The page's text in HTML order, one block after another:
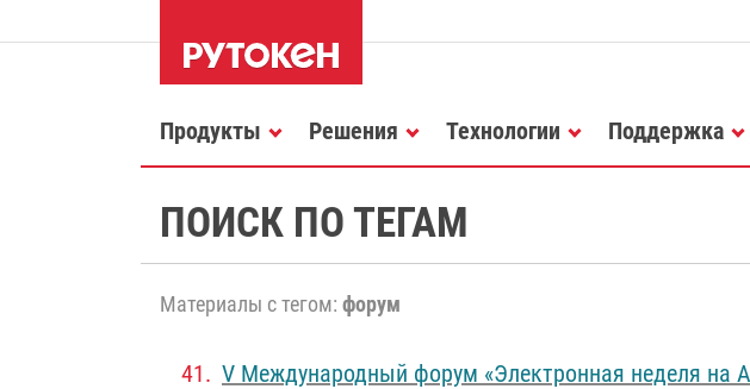
Продукты Решения Технологии Поддержка
ПОИСК ПО ТЕГАМ
Материалы с тегом: форум
V Международный форум «Электронная неделя на